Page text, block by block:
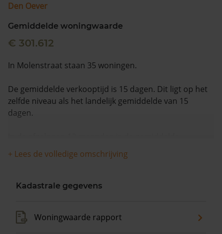
Den Oever
Gemiddelde woningwaarde
€ 301.612
In Molenstraat staan 35 woningen.
De gemiddelde verkooptijd is 15 dagen. Dit ligt op het
zelfde niveau als het landelijk gemiddelde van 15
dagen.
woningwaarde met 7,6% gestegen.
+ Lees de volledige omschrijving
Kadastrale gegevens
Woningwaarde rapport